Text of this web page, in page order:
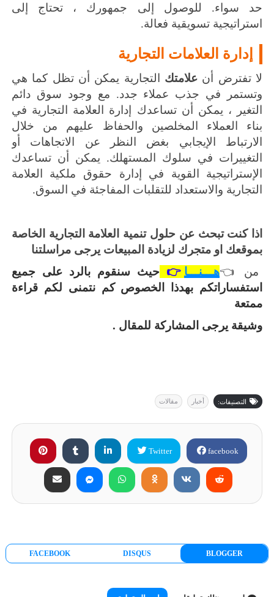
حد سواء. للوصول إلى جمهورك ، تحتاج إلى
استراتيجية تسويقية فعالة.
إدارة العلامات التجارية
لا تفترض أن علامتك
التجارية يمكن أن تظل كما هي
وتستمر في جذب عملاء جدد. مع وجود سوق دائم
التغير ، يمكن أن تساعدك إدارة العلامة التجارية في
بناء العملاء المخلصين والحفاظ عليهم من خلال
الارتباط الإيجابي بغض النظر عن الاتجاهات أو
التغييرات في سلوك المستهلك. يمكن أن تساعدك
الإستراتيجية القوية في إدارة حقوق ملكية العلامة
التجارية والاستعداد للتقلبات المفاجئة في السوق.
اذا كنت تبحث عن حلول تنمية العلامة التجارية الخاصة
بموقعك او متجرك لزيادة المبيعات يرجى مراسلتنا
من 👈هـــنـــا 👉 حيث سنقوم بالرد على جميع
استفساراتكم بهدذا الخصوص كم نتمنى لكم قراءة
ممتعة
وشيقة يرجى المشاركة للمقال .
التصنيفات: أخبار مقالات
facebook
Twitter
BLOGGER
DISQUS
FACEBOOK